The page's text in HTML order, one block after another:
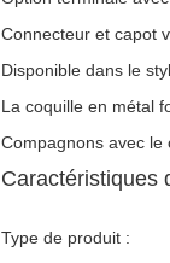
Connecteur et capot
Disponible dans le
La coquille en métal
Compagnons avec
Caractéristiques
Type de produit :